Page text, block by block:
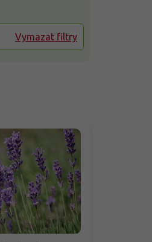
Vymazat filtry